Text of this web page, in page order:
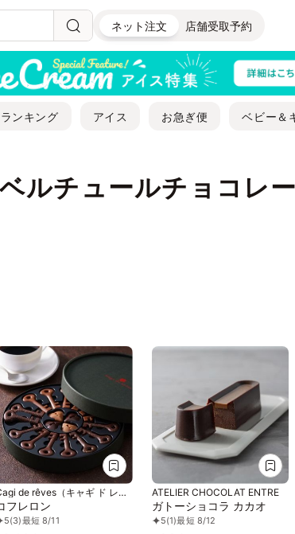
ネット注文 店舗受取予約
ランキング アイス お急ぎ便 ベビー＆
ルチュールチョコレー
de rêves（キャギ ド レー
）
フレロン
5(3)最短 8/11
ATELIER CHOCOLAT ENTRE
ガトーショコラ カカオ
5(1)最短 8/12